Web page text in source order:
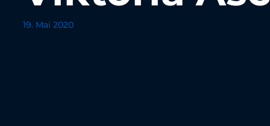
19. Mai 2020